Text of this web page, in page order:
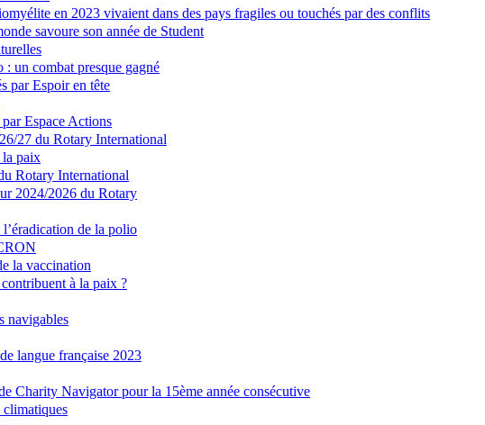
en 2023 vivaient dans des pays fragiles ou touchés par des conflits
savoure son année de Student
un combat presque gagné
par Espoir en tête
Espace Actions
27 du Rotary International
la paix
Rotary International
2024/2026 du Rotary
de la polio
la vaccination
à la paix ?
navigables
langue française 2023
Charity Navigator pour la 15ème année consécutive
climatiques